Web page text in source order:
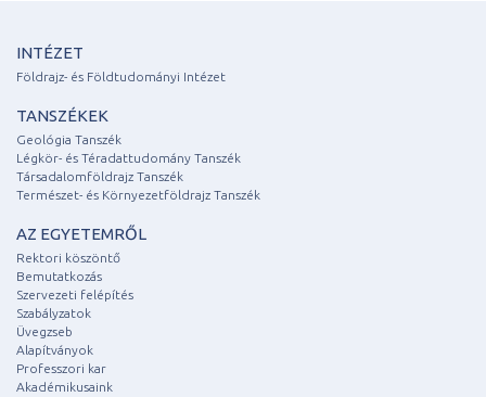
INTÉZET
Földrajz- és Földtudományi Intézet
TANSZÉKEK
Geológia Tanszék
Légkör- és Téradattudomány Tanszék
Társadalomföldrajz Tanszék
Természet- és Környezetföldrajz Tanszék
AZ EGYETEMRŐL
Rektori köszöntő
Bemutatkozás
Szervezeti felépítés
Szabályzatok
Üvegzseb
Alapítványok
Professzori kar
Akadémikusaink